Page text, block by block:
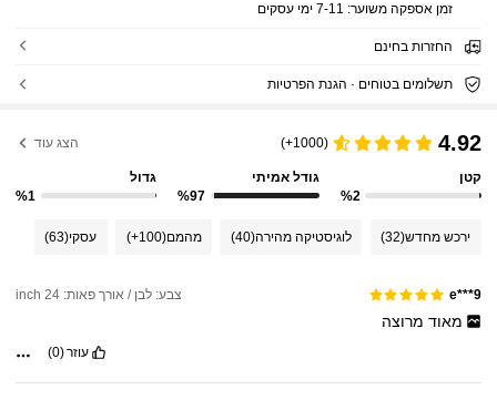
זמן אספקה ​​משוער: 7-11 ימי עסקים
החזרות בחינם
תשלומים בטוחים · הגנת הפרטיות
4.92
(1000+) הצג עוד
קטן
%2
גודל אמיתי
%97
גדול
%1
ירכש מחדש(32) לוגיסטיקה מהירה(40) מהמם(100+) עסקי(63)
e***9 צבע: לבן / אורך פאות: 24 inch
מאוד מרוצה
עוזר(0)